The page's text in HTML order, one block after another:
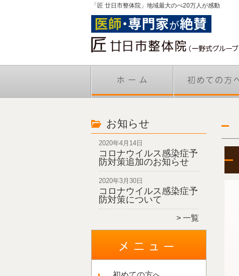
「匠 廿日市整体院」地域最大のべ20万人が感動
お知らせ
2020年4月14日
コロナウイルス感染症予
防対策追加のお知らせ
2020年3月30日
コロナウイルス感染症予
防対策について
一覧